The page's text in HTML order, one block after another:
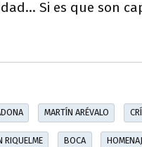
Si es que son
MARTÍN ARÉVALO
RIQUELME BOCA